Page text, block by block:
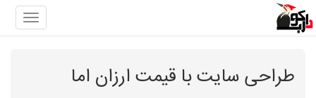
طراحی سایت با قیمت ارزان اما